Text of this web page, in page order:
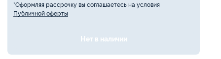
*Оформляя рассрочку вы соглашаетесь на условия
Публичной оферты
Нет в наличии